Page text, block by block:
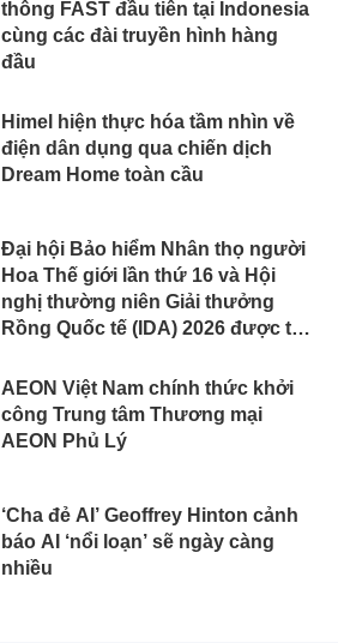
thông FAST đầu tiên tại Indonesia
cùng các đài truyền hình hàng
đầu
Himel hiện thực hóa tầm nhìn về
điện dân dụng qua chiến dịch
Dream Home toàn cầu
Đại hội Bảo hiểm Nhân thọ người
Hoa Thế giới lần thứ 16 và Hội
nghị thường niên Giải thưởng
Rồng Quốc tế (IDA) 2026 được tổ
AEON Việt Nam chính thức khởi
công Trung tâm Thương mại
AEON Phủ Lý
‘Cha đẻ AI’ Geoffrey Hinton cảnh
báo AI ‘nổi loạn’ sẽ ngày càng
nhiều